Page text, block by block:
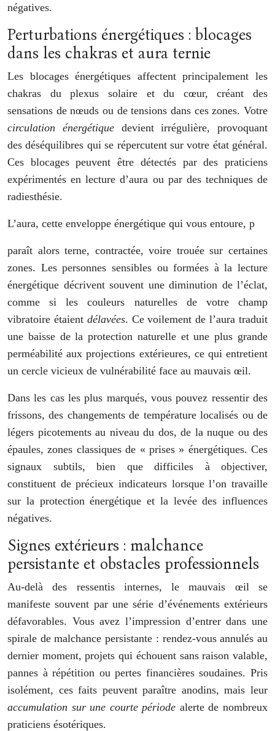
négatives.
Perturbations énergétiques : blocages
dans les chakras et aura ternie
Les blocages énergétiques affectent principalement les
chakras du plexus solaire et du cœur, créant des
sensations de nœuds ou de tensions dans ces zones. Votre
circulation énergétiquedevient irrégulière, provoquant
des déséquilibres qui se répercutent sur votre état général.
Ces blocages peuvent être détectés par des praticiens
expérimentés en lecture d’aura ou par des techniques de
radiesthésie.
L’aura, cette enveloppe énergétique qui vous entoure, p
paraît alors terne, contractée, voire trouée sur certaines
zones. Les personnes sensibles ou formées à la lecture
énergétique décrivent souvent une diminution de l’éclat,
comme si les couleurs naturelles de votre champ
vibratoire étaient délavées. Ce voilement de l’aura traduit
une baisse de la protection naturelle et une plus grande
perméabilité aux projections extérieures, ce qui entretient
un cercle vicieux de vulnérabilité face au mauvais œil.
Dans les cas les plus marqués, vous pouvez ressentir des
frissons, des changements de température localisés ou de
légers picotements au niveau du dos, de la nuque ou des
épaules, zones classiques de « prises » énergétiques. Ces
signaux subtils, bien que difficiles à objectiver,
constituent de précieux indicateurs lorsque l’on travaille
sur la protection énergétique et la levée des influences
négatives.
Signes extérieurs : malchance
persistante et obstacles professionnels
Au-delà des ressentis internes, le mauvais œil se
manifeste souvent par une série d’événements extérieurs
défavorables. Vous avez l’impression d’entrer dans une
spirale de malchance persistante : rendez-vous annulés au
dernier moment, projets qui échouent sans raison valable,
pannes à répétition ou pertes financières soudaines. Pris
isolément, ces faits peuvent paraître anodins, mais leur
accumulation sur une courte période alerte de nombreux
praticiens ésotériques.